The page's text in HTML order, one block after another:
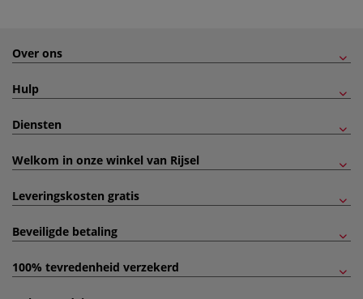
Over ons
Hulp
Diensten
Welkom in onze winkel van Rijsel
Leveringskosten gratis
Beveiligde betaling
100% tevredenheid verzekerd